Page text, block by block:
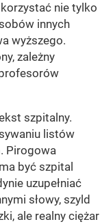
nie tylko
innych
wyższego.
zależny
szpitalny.
listów
Pirogowa
być szpital
uzupełniać
słowy, szyld
ale realny ciężar